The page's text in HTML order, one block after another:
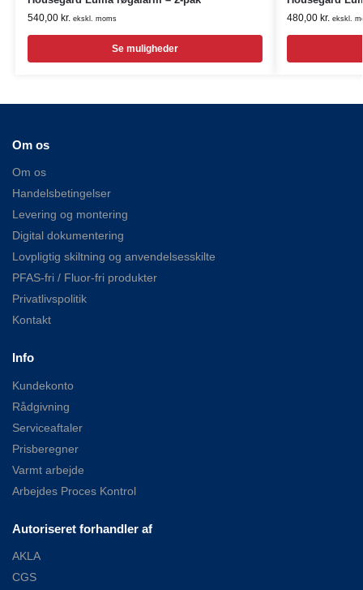
540,00 kr. ekskl. moms
Se muligheder
480,00 kr. ekskl.
Om os
Om os
Handelsbetingelser
Levering og montering
Digital dokumentering
Lovpligtig skiltning og anvendelsesskilte
PFAS-fri / Fluor-fri produkter
Privatlivspolitik
Kontakt
Info
Kundekonto
Rådgivning
Serviceaftaler
Prisberegner
Varmt arbejde
Arbejdes Proces Kontrol
Autoriseret forhandler af
AKLA
CGS